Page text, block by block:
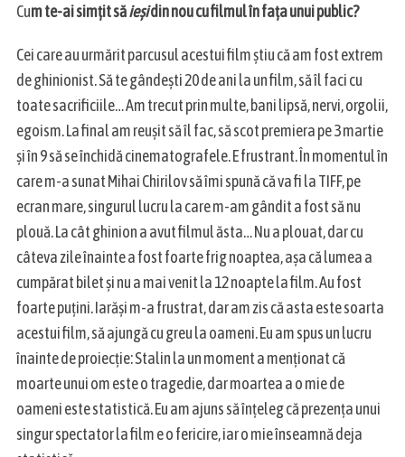
Cum te-ai simțit săieșidin nou cu filmul în fața unui public?
Cei care au urmărit parcusul acestui film știu că am fost extrem
de ghinionist. Să te gândești 20 de ani la un film, să îl faci cu
toate sacrificiile… Am trecut prin multe, bani lipsă, nervi, orgolii,
egoism. La final am reușit să îl fac, să scot premiera pe 3 martie
și în 9 să se închidă cinematografele. E frustrant. În momentul în
care m-a sunat Mihai Chirilov să îmi spună că va fi la TIFF, pe
ecran mare, singurul lucru la care m-am gândit a fost să nu
plouă. La cât ghinion a avut filmul ăsta… Nu a plouat, dar cu
câteva zile înainte a fost foarte frig noaptea, așa că lumea a
cumpărat bilet și nu a mai venit la 12 noapte la film. Au fost
foarte puțini. Iarăși m-a frustrat, dar am zis că asta este soarta
acestui film, să ajungă cu greu la oameni. Eu am spus un lucru
înainte de proiecție: Stalin la un moment a menționat că
moarte unui om este o tragedie, dar moartea a o mie de
oameni este statistică. Eu am ajuns să înțeleg că prezența unui
singur spectator la film e o fericire, iar o mie înseamnă deja